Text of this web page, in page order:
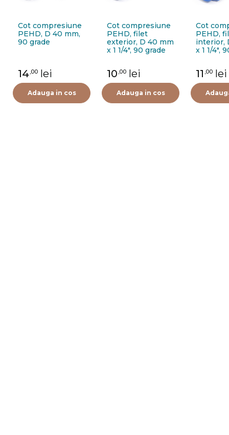
Cot compresiune
PEHD, D 40 mm,
90 grade
14,00 lei
Adauga in cos
Cot compresiune
PEHD, filet
exterior, D 40 mm
x 1 1/4", 90 grade
10 ,00 lei
Adauga in cos
Cot
PEHD,
interior,
x 1 1/4",
11 ,00 lei